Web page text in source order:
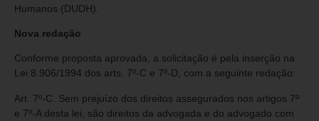
Humanos (DUDH).
Nova redação
Conforme proposta aprovada, a solicitação é pela inserção na
Lei 8.906/1994 dos arts. 7º-C e 7º-D, com a seguinte redação:
Art. 7º-C. Sem prejuízo dos direitos assegurados nos artigos 7º
e 7º-A desta lei, são direitos da advogada e do advogado com